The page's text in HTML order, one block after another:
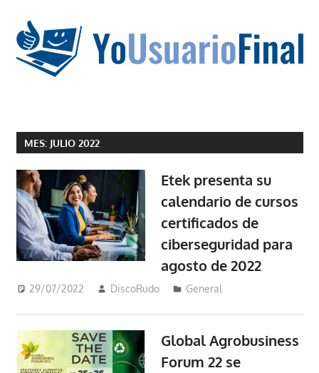
contenido
no
que
estar
en
chino
MES: JULIO 2022
Etek presenta su
calendario de cursos
certificados de
ciberseguridad para
agosto de 2022
29/07/2022 DiscoRudo General
Global Agrobusiness
Forum 22 se